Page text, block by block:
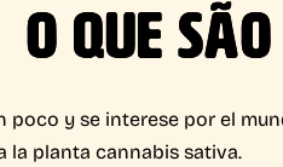
O QUE
poco y se interese por el
la planta cannabis sativa.